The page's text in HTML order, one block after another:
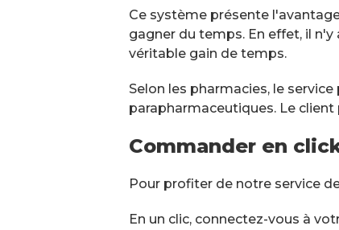
Ce système présente
gagner du temps. En effet, il
véritable gain de temps.
Selon les pharmacies, le
parapharmaceutiques. Le
Commander en
Pour profiter de notre service
En un clic, connectez-vous à